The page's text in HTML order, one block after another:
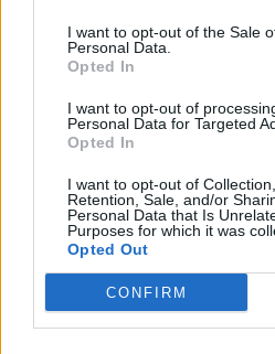
I want to opt-out of the Sale
Personal Data.
Opted In
I want to opt-out of
Personal Data for Targeted
Opted In
I want to opt-out of
Retention, Sale, and/or
Personal Data that Is
Purposes for which it was
Opted Out
CONFIRM
Hatalmas lakáshitel-
Magyarországon:
nagyon jól
Hiába estek csaknem 2
forintkamatok az elmúlt